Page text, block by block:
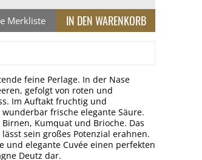
Merkliste
feine Perlage. In der Nase
gefolgt von roten und
Im Auftakt fruchtig und
frische elegante Säure.
Kumquat und Brioche. Das
sein großes Potenzial erahnen.
elegante Cuvée einen perfekten
Deutz dar.